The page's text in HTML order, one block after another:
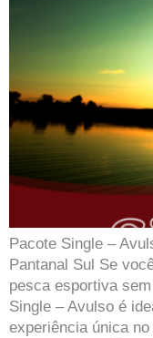
Pacote Single –
Pantanal Sul Se
pesca esportiva
Single – Avulso é
experiência única